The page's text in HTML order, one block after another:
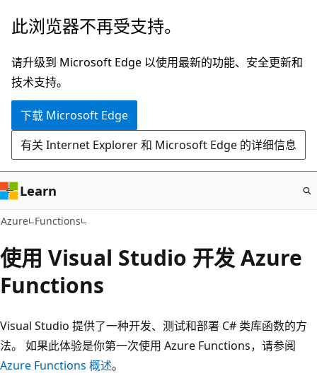
跳
主
要
内
此浏览器不再受支持。
请升级到 Microsoft Edge 以使用最新的功能、安全更新和
技术支持。
下载 Microsoft Edge
有关 Internet Explorer 和 Microsoft Edge 的详细信息
Learn
Azure Functions
使用 Visual Studio 开发 Azure
Functions
Visual Studio 提供了一种开发、测试和部署 C# 类库函数的方
法。 如果此体验是你第一次使用 Azure Functions，请参阅
Azure Functions 概述。